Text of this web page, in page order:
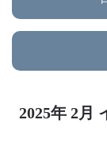
2025年 2月